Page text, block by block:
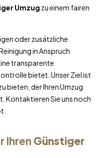
Umzug zu einem fairen
oder zusätzliche
in Anspruch
transparente
bietet. Unser Ziel ist
bieten, der Ihren Umzug
Kontaktieren Sie uns noch
Ihren Günstiger